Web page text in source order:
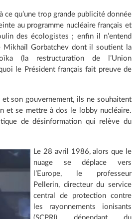
ce qu’une trop grande publicité donnée
au programme nucléaire français et
des écologistes ; enfin il n’entend
Mikhaïl Gorbatchev dont il soutient la
(la restructuration de l’Union
le Président français fait preuve de
et son gouvernement, ils ne souhaitent
et se mettre à dos le lobby nucléaire.
de désinformation qui relève du
Le 28 avril 1986, alors que le
nuage se déplace vers
l’Europe, le professeur
Pellerin, directeur du service
central de protection contre
les rayonnements ionisants